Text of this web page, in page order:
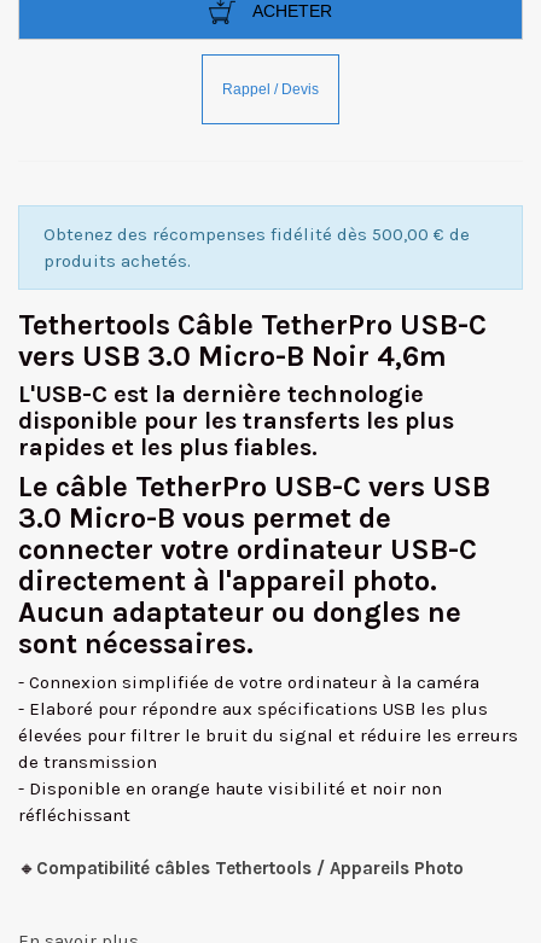
ACHETER
Obtenez des récompenses fidélité dès 500,00 € de
produits achetés.
Tethertools Câble TetherPro USB-C
vers USB 3.0 Micro-B Noir 4,6m
L'USB-C est la dernière technologie
disponible pour les transferts les plus
rapides et les plus fiables.
Le câble TetherPro USB-C vers USB
3.0 Micro-B vous permet de
connecter votre ordinateur USB-C
directement à l'appareil photo.
Aucun adaptateur ou dongles ne
sont nécessaires.
- Connexion simplifiée de votre ordinateur à la caméra
- Elaboré pour répondre aux spécifications USB les plus
élevées pour filtrer le bruit du signal et réduire les erreurs
de transmission
- Disponible en orange haute visibilité et noir non
réfléchissant
🔸 Compatibilité câbles Tethertools / Appareils Photo